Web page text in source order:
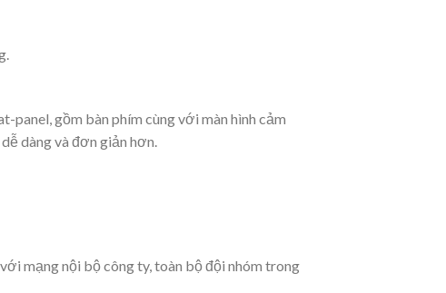
gồm bàn phím cùng với màn hình cảm
dàng và đơn giản hơn.
mạng nội bộ công ty, toàn bộ đội nhóm trong